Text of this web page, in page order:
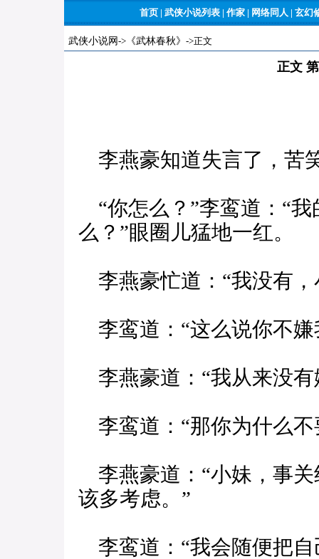
首页 | 武侠小说列表 | 作家 | 网络同人 | 玄幻
武侠小说网 -> 《武林春秋》 ->正文
正文
李燕豪知道失言了，苦
“你怎么？”李鸾道：“
么？”眼圈儿猛地一红。
李燕豪忙道：“我没有
李鸾道：“这么说你不嫌
李燕豪道：“我从来没有
李鸾道：“那你为什么不
李燕豪道：“小妹，事
该多考虑。”
李鸾道：“我会随便把